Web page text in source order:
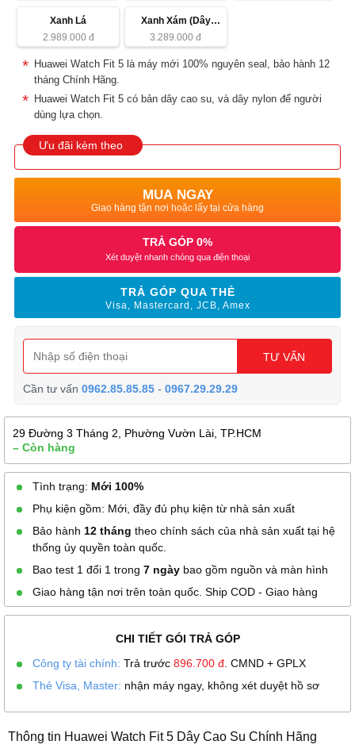
Xanh Lá
2.989.000đ
Xanh Xám (Dây
Nylon)
3.289.000 đ
Huawei Watch Fit 5 là máy mới 100% nguyên seal, bảo hành 12
tháng Chính Hãng.
Huawei Watch Fit 5 có bản dây cao su, và dây nylon để người
dùng lựa chọn.
Ưu đãi kèm theo
MUA NGAY
Giao hàng tận nơi hoặc lấy tại cửa hàng
TRẢ GÓP 0%
Xét duyệt nhanh chóng qua điện thoại
TRẢ GÓP QUA THẺ
Visa, Mastercard, JCB, Amex
TƯ VẤN
Cần tư vấn0962.85.85.85 -0967.29.29.29
29 Đường 3 Tháng 2, Phường Vườn Lài, TP.HCM
– Còn hàng
Tình trạng: Mới 100%
Phụ kiện gồm: Mới, đầy đủ phụ kiện từ nhà sản xuất
Bảo hành 12 tháng theo chính sách của nhà sản xuất tại hệ
thống ủy quyền toàn quốc.
Bao test 1 đổi 1 trong 7 ngày bao gồm nguồn và màn hình
Giao hàng tận nơi trên toàn quốc. Ship COD - Giao hàng
CHI TIẾT GÓI TRẢ GÓP
Công ty tài chính: Trả trước 896.700 đ . CMND + GPLX
Thẻ Visa, Master: nhận máy ngay, không xét duyệt hồ sơ
Thông tin Huawei Watch Fit 5 Dây Cao Su Chính Hãng